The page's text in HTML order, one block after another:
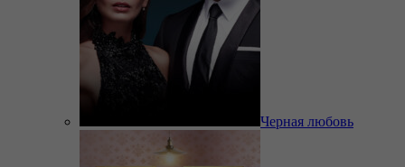
Черная любовь